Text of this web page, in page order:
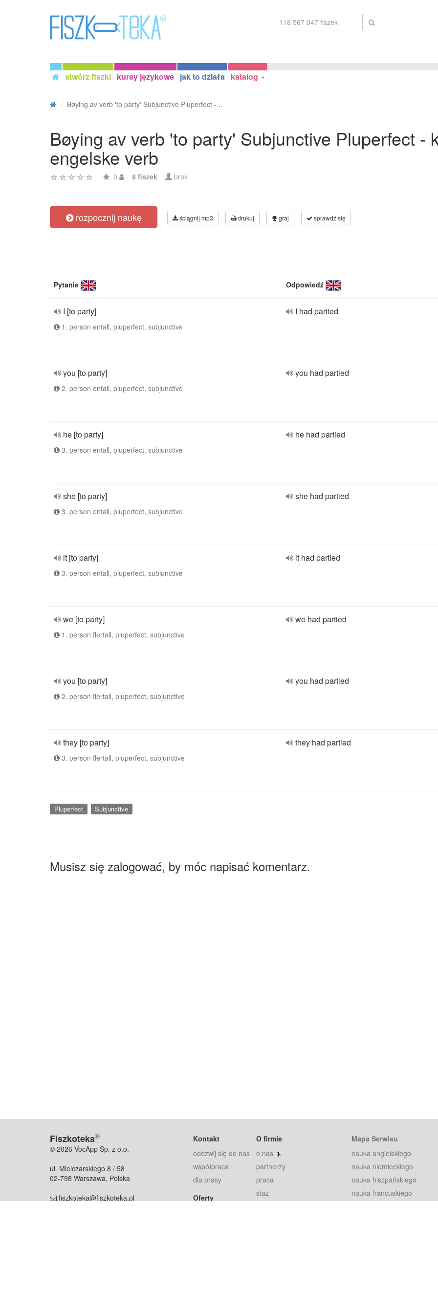
stwórz fiszki kursy językowe jak to działa katalog
Bøying av verb 'to party' Subjunctive Pluperfect -...
Bøying av verb 'to party' Subjunctive Pluperfect -
engelske verb
0 8 fiszek brak
rozpocznij naukę ściągnij mp3 drukuj graj sprawdź się
Pytanie Odpowiedź
I [to party]
1. person entall, pluperfect, subjunctive
I had partied
you [to party]
2. person entall, pluperfect, subjunctive
you had partied
he [to party]
3. person entall, pluperfect, subjunctive
he had partied
she [to party]
3. person entall, pluperfect, subjunctive
she had partied
it [to party]
3. person entall, pluperfect, subjunctive
it had partied
we [to party]
1. person flertall, pluperfect, subjunctive
we had partied
you [to party]
2. person flertall, pluperfect, subjunctive
you had partied
they [to party]
3. person flertall, pluperfect, subjunctive
they had partied
Pluperfect Subjunctive
Musisz się zalogować, by móc napisać komentarz.
Fiszkoteka®
© 2026 VocApp Sp. z o.o.
ul. Mielczarskiego 8 / 58
02-798 Warszawa, Polska
fiszkoteka@fiszkoteka.pl
Kontakt
odezwij się do nas
współpraca
dla prasy
Oferty
O firmie
o nas
partnerzy
praca
staż
Mapa Serwisu
nauka angielskiego
nauka niemieckiego
nauka hiszpańskiego
nauka francuskiego